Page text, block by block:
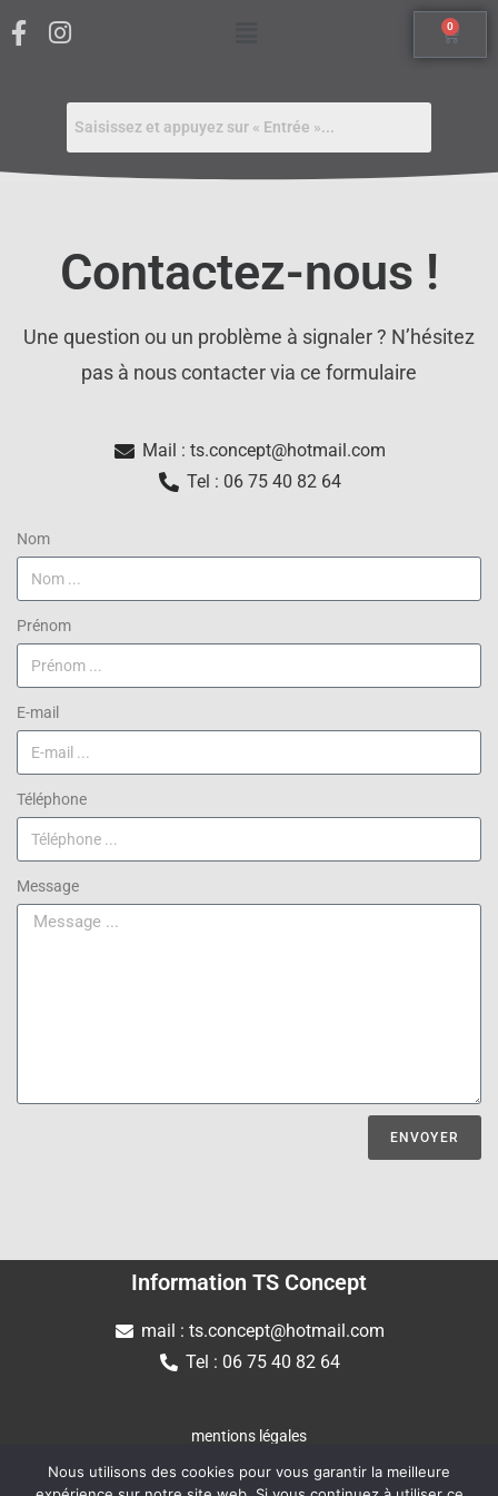
0
Contactez-nous !
Une question ou un problème à signaler ? N’hésitez
pas à nous contacter via ce formulaire
Mail : ts.concept@hotmail.com
Tel : 06 75 40 82 64
Nom
Prénom
E-mail
Téléphone
Message
ENVOYER
Information TS Concept
mail : ts.concept@hotmail.com
Tel : 06 75 40 82 64
mentions légales
Conditions générales de ventes
Nous utilisons des cookies pour vous garantir la meilleure